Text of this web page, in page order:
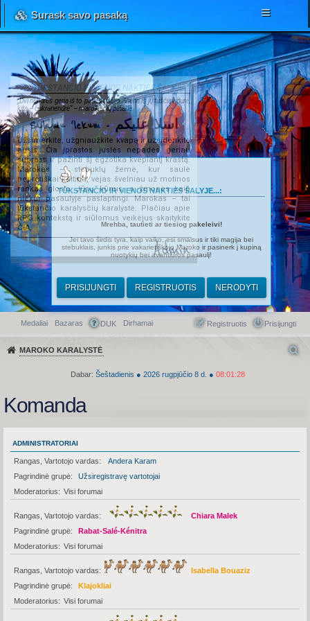
Surask savo pasaką
TŪKSTANČIO IR VIENOS NAKTIES ŠALYJE...
„Dvi nendrės geria iš to paties upelio. Viena iš jų tuščiavidurė,
kita – cukranendrė“ – marokiečių patarlė.
Salamu 'lekum - اسلا عليكم
Užsimerkite, užgniaužkite kvapą ir užsidenkite
ausis. Čia įprastos juslės nepadės geriau
suprasti ir pažinti šį egzotika kvepiantį kraštą.
Marokas – stebuklų žemė, kur saulė
beprotiškai kaitina, vėjas švelniau už motinos
rankas glosto Jūsų kūnus, o žmonės kaip
niekur pasaulyje paslaptingi. Marokas – tai
tūkstančio karalysčių karalystė. Plačiau apie
RPG kontekstą ir siūlomus veikėjus skaitykite
ČIA.
Admin
Greitasis meniu
Medaliai Bazaras DUK Dirhamai Prisijungti
Registruotis
MAROKO KARALYSTĖ
Dabar: Šeštadienis ● 2026 rugpjūčio 8 d. ● 08:01:28
TŪKSTANČIO IR VIENOS NAKTIES ŠALYJE...:
Mrehba, tautieti ar tiesiog pakeleivi!
Jei tavo širdis tyra, kaip vaiko, esi smalsus ir tiki magija bei
stebuklais, junkis prie vakarietiškojo Maroko ir pasinerk į kupiną
nuotykių bei avantiūros pasaulį!
PRISIJUNGTI REGISTRUOTIS NERODYTI
Komanda
ADMINISTRATORIAI
Rangas, Vartotojo vardas
Andera Karam
Pagrindinė grupė
Užsiregistravę vartotojai
Moderatorius
Visi forumai
Rangas, Vartotojo vardas
Chiara Malek
Pagrindinė grupė
Rabat-Salé-Kénitra
Moderatorius
Visi forumai
Rangas, Vartotojo vardas
Isabella Bouaziz
Pagrindinė grupė
Klajokliai
Moderatorius
Visi forumai